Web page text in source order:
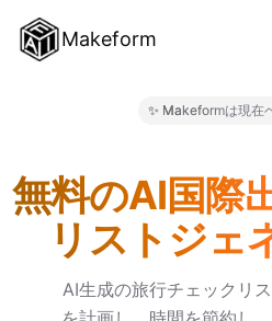
Makeform
ブログ
✨ Makeformは現在
無料のAI国際
リストジェ
AI生成の旅行チェックリ